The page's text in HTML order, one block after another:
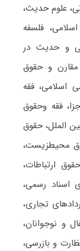
علوم حدیث،
فلسفه
و حدیث در
و حقوق
اسلامی، فقه
فقه وحقوق
الملل، حقوق
محیطزیست،
ارتباطات،
اسناد رسمی،
تجاری،
و نوجوانان،
و بازرسی،